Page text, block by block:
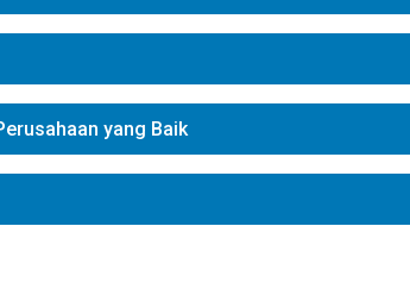
yang Baik